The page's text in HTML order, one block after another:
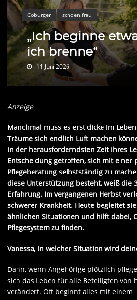
Coburger schoen.frau
„Ich beginne
ich brenne“
11 Juni 2026
Anzeige
Manchmal muss es erst dicke im
Träume sich endlich Luft machen
in der herausforderndsten Zeit ihres
Entscheidung getroffen, sich mit einer
Pflegeberatung selbstständig zu
diese Unterstützung besteht, weiß die
Erfahrung. Im vergangenen Herbst
schwerer Krankheit. Heute begleitet
ähnlichen Situationen und hilft dabei,
Pflegesystem zu finden.
Vanessa, in welcher Situation wird
Dann, wenn Angehörige plötzlich
sich das Leben für alle Beteiligten von
verändert. Oft beginnt alles mit einem